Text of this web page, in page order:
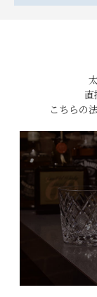
直
こちらの